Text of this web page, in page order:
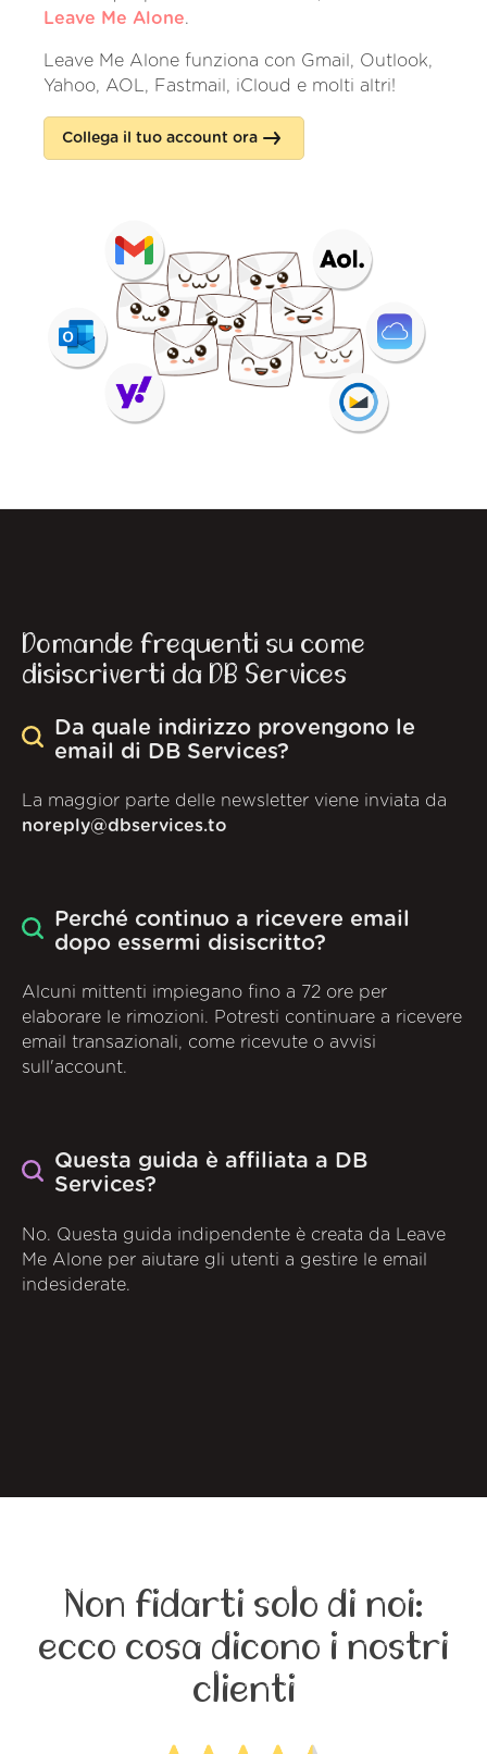
Leave Me Alone.
Leave Me Alone funziona con Gmail, Outlook,
Yahoo, AOL, Fastmail, iCloud e molti altri!
Collega il tuo account ora
Domande frequenti su come
disiscriverti da DB Services
Da quale indirizzo provengono le
email di DB Services?
La maggior parte delle newsletter viene inviata da
noreply@dbservices.to
Perché continuo a ricevere email
dopo essermi disiscritto?
Alcuni mittenti impiegano fino a 72 ore per
elaborare le rimozioni. Potresti continuare a ricevere
email transazionali, come ricevute o avvisi
sull'account.
Questa guida è affiliata a DB
Services?
No. Questa guida indipendente è creata da Leave
Me Alone per aiutare gli utenti a gestire le email
indesiderate.
Non fidarti solo di noi:
ecco cosa dicono i nostri
clienti